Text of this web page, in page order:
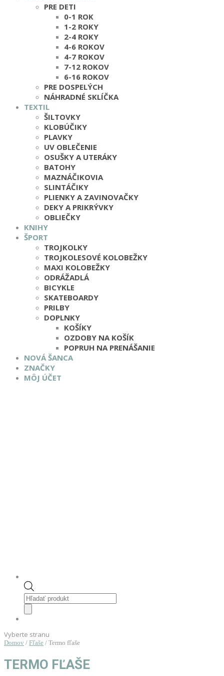
PRE DETI
0-1 ROK
1-2 ROKY
2-4 ROKY
4-6 ROKOV
4-7 ROKOV
7-12 ROKOV
6-16 ROKOV
PRE DOSPELÝCH
NÁHRADNÉ SKLÍČKA
TEXTIL
ŠILTOVKY
KLOBÚČIKY
PLAVKY
UV OBLEČENIE
OSUŠKY A UTERÁKY
BATOHY
MAZNÁČIKOVIA
SLINTÁČIKY
PLIENKY A ZAVINOVAČKY
DEKY A PRIKRÝVKY
OBLIEČKY
KNIHY
ŠPORT
TROJKOLKY
TROJKOLESOVÉ KOLOBEŽKY
MAXI KOLOBEŽKY
ODRÁŽADLÁ
BICYKLE
SKATEBOARDY
PRILBY
DOPLNKY
KOŠÍKY
OZDOBY NA KOŠÍK
POPRUH NA PRENÁŠANIE
NOVÁ ŠANCA
ZNAČKY
MÔJ ÚČET
Products
search
Vyberte stranu
Domov / Fľaše / Termo fľaše
TERMO FĽAŠE